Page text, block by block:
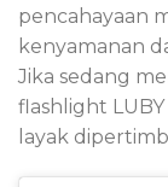
pencahayaan
kenyamanan
Jika sedang
flashlight
layak